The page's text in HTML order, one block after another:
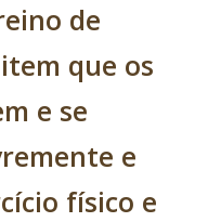
de
que os
e se
e
físico e